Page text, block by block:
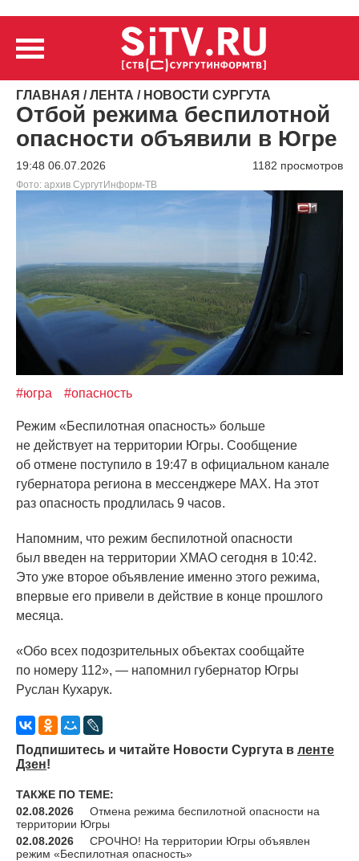
ГЛАВНАЯ /ЛЕНТА / НОВОСТИ СУРГУТА
Отбой режима беспилотной
опасности объявили в Югре
19:48 06.07.2026 1182 просмотров
Фото: архив СургутИнформ-ТВ
#югра #опасность
Режим «Беспилотная опасность» больше
не действует на территории Югры. Сообщение
об отмене поступило в 19:47 в официальном канале
губернатора региона в мессенджере МАХ. На этот
раз опасность продлилась 9 часов.
Напомним, что режим беспилотной опасности
был введен на территории ХМАО сегодня в 10:42.
Это уже второе объявление именно этого режима,
впервые его привели в действие в конце прошлого
месяца.
«Обо всех подозрительных объектах сообщайте
по номеру 112», — напомнил губернатор Югры
Руслан Кухарук.
Подпишитесь и читайте Новости Сургута в ленте
Дзен!
ТАКЖЕ ПО ТЕМЕ:
02.08.2026
Отмена режима беспилотной опасности на
территории Югры
02.08.2026
СРОЧНО! На территории Югры объявлен
режим «Беспилотная опасность»